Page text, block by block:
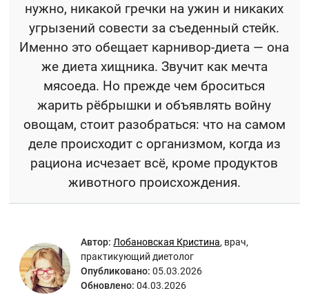
нужно, никакой гречки на ужин и никаких
угрызений совести за съеденный стейк.
Именно это обещает карнивор-диета — она
же диета хищника. Звучит как мечта
мясоеда. Но прежде чем броситься
жарить рёбрышки и объявлять войну
овощам, стоит разобраться: что на самом
деле происходит с организмом, когда из
рациона исчезает всё, кроме продуктов
животного происхождения.
Автор: Лобановская Кристина, врач,
практикующий диетолог
Опубликовано: 05.03.2026
Обновлено: 04.03.2026